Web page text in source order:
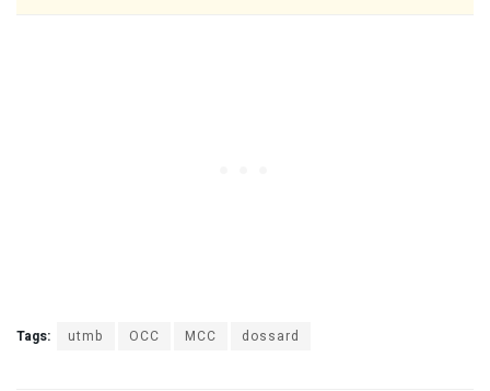
Tags: utmb OCC MCC dossard